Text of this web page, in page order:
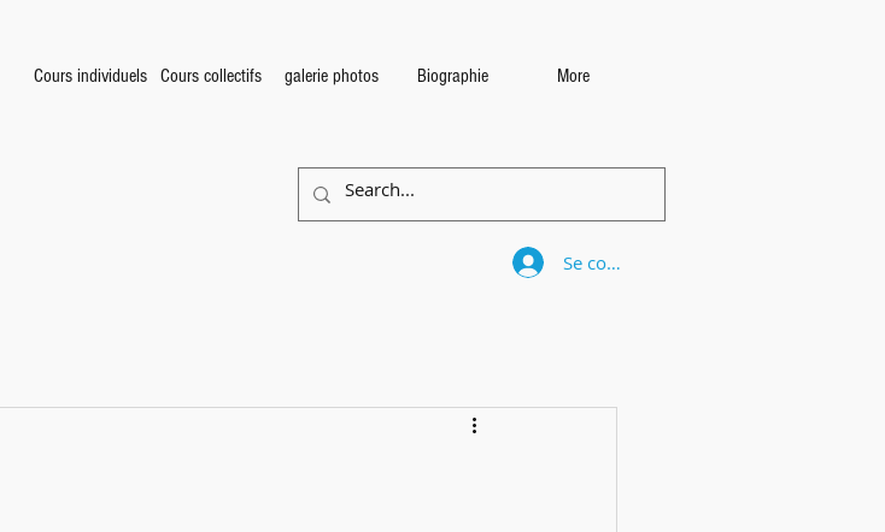
Cours individuels Cours collectifs galerie photos Biographie More
Se connecter